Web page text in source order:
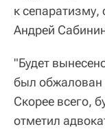
к
Андрей
"Будет
был обжалован
Скорее всего,
отметил